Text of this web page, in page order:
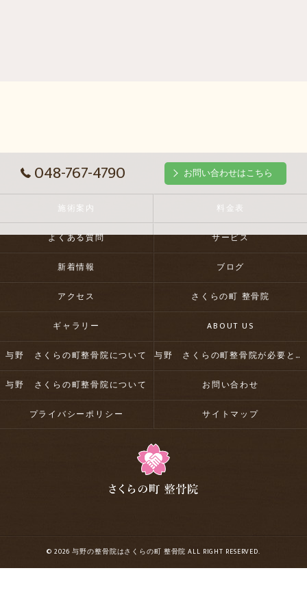
048-767-4790 お問い合わせはこちら
施術案内 料金表
よくある質問 サービス
新着情報 ブログ
アクセス さくらの町 整骨院
ギャラリー ABOUT US
与野 さくらの町整骨院について 与野 さくらの町整骨院が必要とされる理由
与野 さくらの町整骨院について お問い合わせ
プライバシーポリシー サイトマップ
© 2026 与野の整骨院はさくらの町 整骨院 ALL RIGHT RESERVED.